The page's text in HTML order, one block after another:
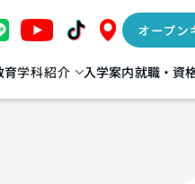
育学科紹介 入学案内就職・資